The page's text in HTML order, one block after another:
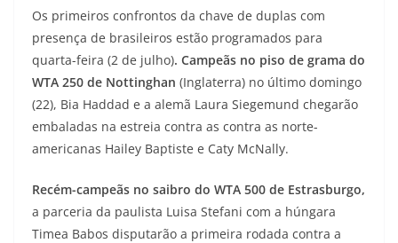
Os primeiros confrontos da chave de duplas com
presença de brasileiros estão programados para
quarta-feira (2 de julho). Campeãs no piso de grama do
WTA 250 de Nottinghan (Inglaterra) no último domingo
(22), Bia Haddad e a alemã Laura Siegemund chegarão
embaladas na estreia contra as contra as norte-
americanas Hailey Baptiste e Caty McNally.
Recém-campeãs no saibro do WTA 500 de Estrasburgo,
a parceria da paulista Luisa Stefani com a húngara
Timea Babos disputarão a primeira rodada contra a